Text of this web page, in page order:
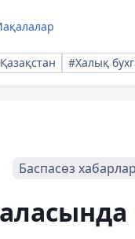
#Халық
Баспасөз